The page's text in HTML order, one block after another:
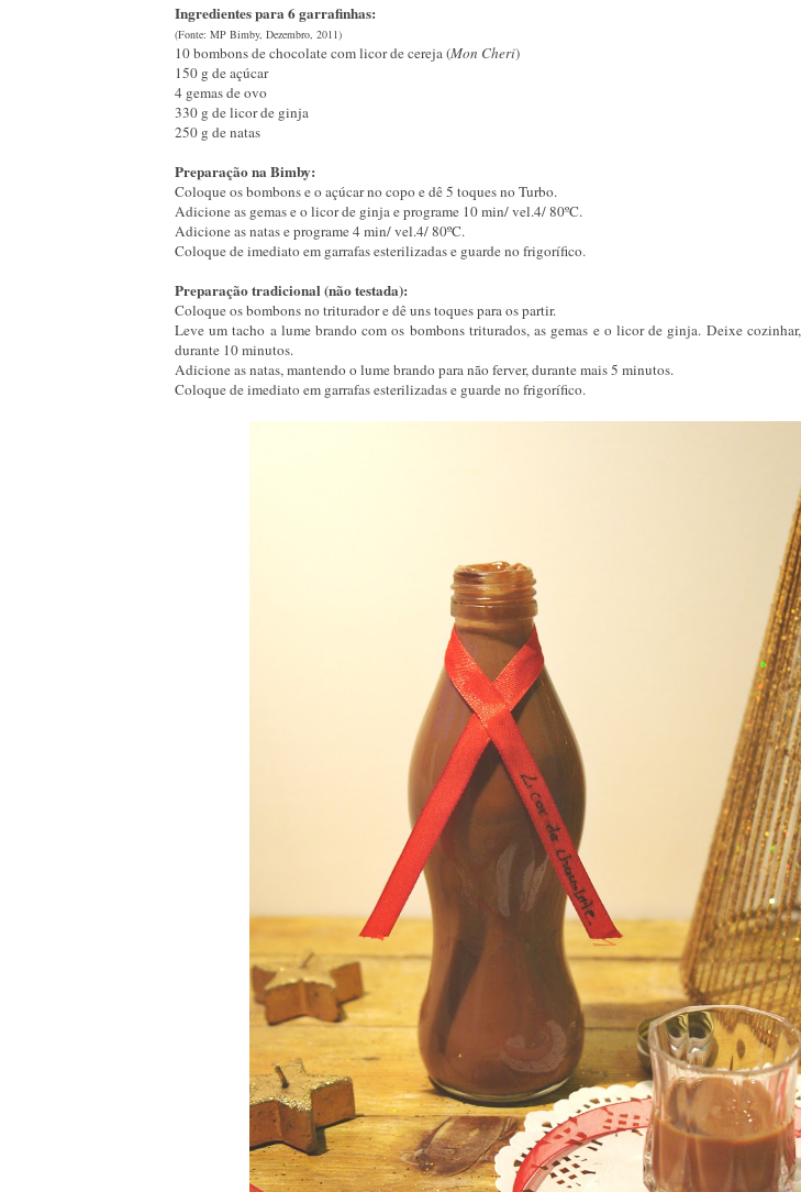
Ingredientes para 6 garrafinhas:
(Fonte: MP Bimby, Dezembro, 2011)
10 bombons de chocolate com licor de cereja (Mon Cheri)
150 g de açúcar
4 gemas de ovo
330 g de licor de ginja
250 g de natas
Preparação na Bimby:
Coloque os bombons e o açúcar no copo e dê 5 toques no Turbo.
Adicione as gemas e o licor de ginja e programe 10 min/ vel.4/ 80ºC.
Adicione as natas e programe 4 min/ vel.4/ 80ºC.
Coloque de imediato em garrafas esterilizadas e guarde no frigorífico.
Preparação tradicional (não testada):
Coloque os bombons no triturador e dê uns toques para os partir.
Leve um tacho a lume brando com os bombons triturados, as gemas e o licor de ginja. Deixe
durante 10 minutos.
Adicione as natas, mantendo o lume brando para não ferver, durante mais 5 minutos.
Coloque de imediato em garrafas esterilizadas e guarde no frigorífico.